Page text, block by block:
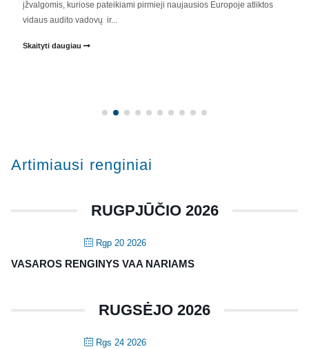
Naujieji COSO valdysenos principai valdyboms: svarbus signalas
"Corporate Governance: Guiding Principles...
Artimiausi renginiai
RUGPJŪČIO 2026
Rgp 20 2026
VASAROS RENGINYS VAA NARIAMS
RUGSĖJO 2026
Rgs 24 2026